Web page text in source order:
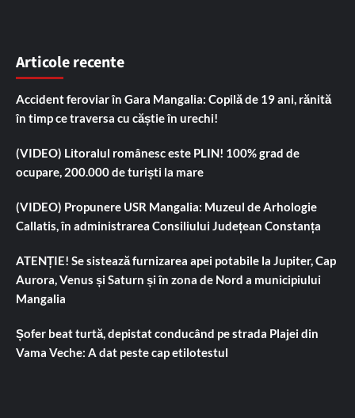
Articole recente
Accident feroviar în Gara Mangalia: Copilă de 19 ani, rănită
în timp ce traversa cu căștie în urechi!
(VIDEO) Litoralul românesc este PLIN! 100% grad de
ocupare, 200.000 de turiști la mare
(VIDEO) Propunere USR Mangalia: Muzeul de Arhologie
Callatis, în administrarea Consiliului Județean Constanța
ATENȚIE! Se sistează furnizarea apei potabile la Jupiter, Cap
Aurora, Venus și Saturn și în zona de Nord a municipiului
Mangalia
Șofer beat turtă, depistat conducând pe strada Plajei din
Vama Veche: A dat peste cap etilotestul